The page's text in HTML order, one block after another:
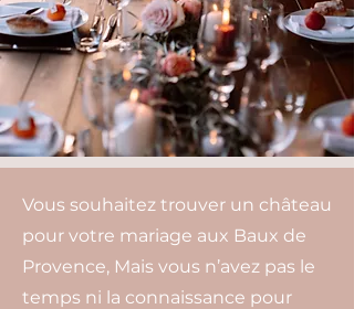
Vous souhaitez trouver un château
pour votre mariage aux Baux de
Provence, Mais vous n’avez pas le
temps ni la connaissance pour